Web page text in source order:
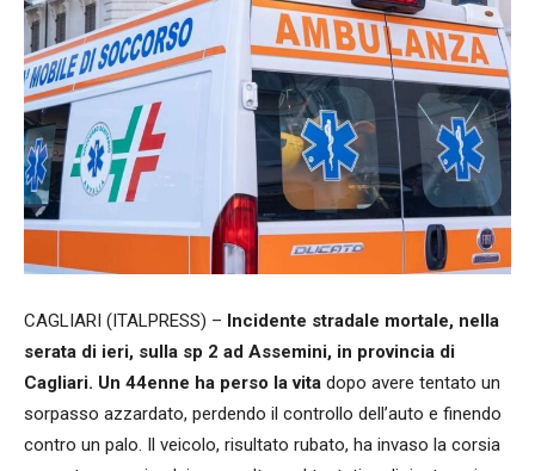
CAGLIARI (ITALPRESS) – Incidente stradale mortale, nella
serata di ieri, sulla sp 2 ad Assemini, in provincia di
Cagliari. Un 44enne ha perso la vita dopo avere tentato un
sorpasso azzardato, perdendo il controllo dell’auto e finendo
contro un palo. Il veicolo, risultato rubato, ha invaso la corsia